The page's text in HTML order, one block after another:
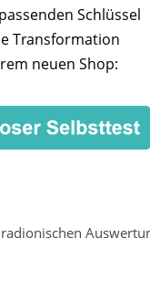
Schlüssel
Transformation
neuen Shop: